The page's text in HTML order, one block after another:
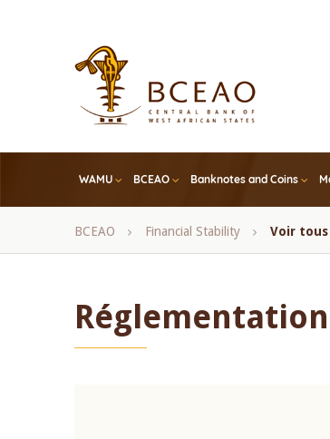
WAMU BCEAO Banknotes and Coins
Breadcrumb
BCEAO Financial Stability Voir